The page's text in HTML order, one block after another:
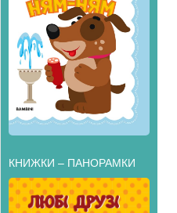
КНИЖКИ – ПАНОРАМКИ